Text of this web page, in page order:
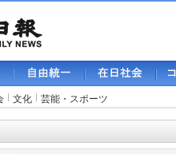
文化 芸能・スポーツ